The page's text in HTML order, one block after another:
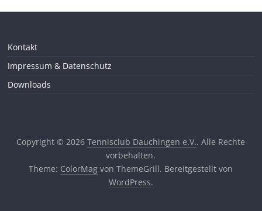
Kontakt
Impressum & Datenschutz
Downloads
Copyright © 2026Tennisclub Dauchingen e.V.. Alle Rechte
vorbehalten.
Theme: ColorMag von ThemeGrill. Bereitgestellt von
WordPress.